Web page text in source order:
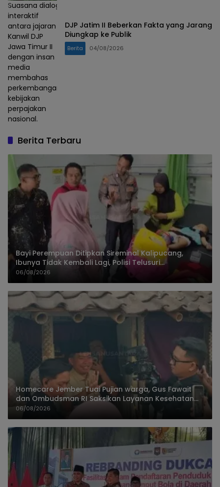
Suasana dialog
interaktif
antara jajaran
Kanwil DJP
Jawa Timur II
dengan insan
media
membahas
perkembangan
kebijakan
perpajakan
nasional.
DJP Jatim II Beberkan Fakta yang Jarang
Diungkap ke Publik
Berita 04/08/2026
Berita Terbaru
Bayi Perempuan Ditipkan Sireminal Kalipucang,
Ibunya Tidak Kembali Lagi, Polisi Telusuri
Keberadaan Orang Tua
06/08/2026
Homecare Jember Tuai Pujian warga, Gus Fawait
dan Ombudsman RI Saksikan Layanan Kesehatan
Rumah Pasien
06/08/2026